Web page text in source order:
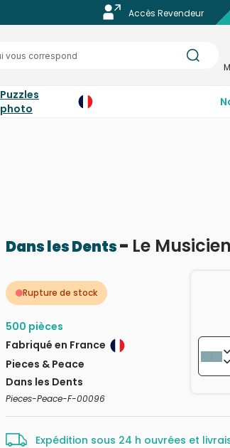
Accès Revendeur
Puzzles
photo
Dans les Dents- Le
Rupture de stock
500 pièces
Fabriqué en France
Pieces & Peace
Dans les Dents
Pieces-Peace-F-00096
Expédition sous 24 h ouvrées et